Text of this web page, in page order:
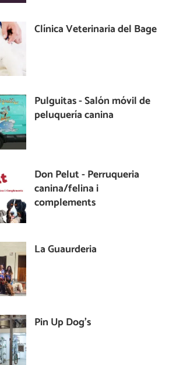
Clínica Veterinaria del Bage
Pulguitas - Salón móvil de
peluquería canina
Don Pelut - Perruqueria
canina/felina i
complements
La Guaurderia
Pin Up Dog's